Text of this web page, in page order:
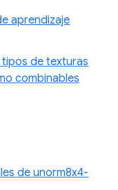
aprendizaje
de texturas
combinables
de unorm8x4-